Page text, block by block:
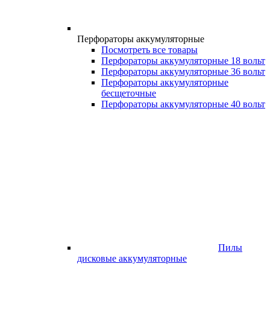
Перфораторы аккумуляторные
Посмотреть все товары
Перфораторы аккумуляторные 18 вольт
Перфораторы аккумуляторные 36 вольт
Перфораторы аккумуляторные
бесщеточные
Перфораторы аккумуляторные 40 вольт
Пилы
дисковые аккумуляторные